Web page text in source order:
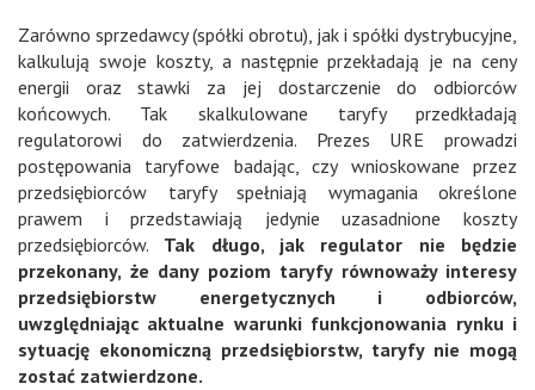
Zarówno sprzedawcy (spółki obrotu), jak i spółki dystrybucyjne,
kalkulują swoje koszty, a następnie przekładają je na ceny
energii oraz stawki za jej dostarczenie do odbiorców
końcowych. Tak skalkulowane taryfy przedkładają
regulatorowi do zatwierdzenia. Prezes URE prowadzi
postępowania taryfowe badając, czy wnioskowane przez
przedsiębiorców taryfy spełniają wymagania określone
prawem i przedstawiają jedynie uzasadnione koszty
przedsiębiorców. Tak długo, jak regulator nie będzie
przekonany, że dany poziom taryfy równoważy interesy
przedsiębiorstw energetycznych i odbiorców,
uwzględniając aktualne warunki funkcjonowania rynku i
sytuację ekonomiczną przedsiębiorstw, taryfy nie mogą
zostać zatwierdzone.